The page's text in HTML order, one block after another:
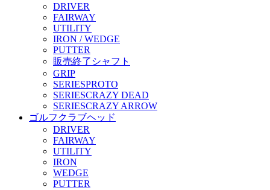
DRIVER
FAIRWAY
UTILITY
IRON / WEDGE
PUTTER
販売終了シャフト
GRIP
SERIESPROTO
SERIESCRAZY DEAD
SERIESCRAZY ARROW
ゴルフクラブヘッド
DRIVER
FAIRWAY
UTILITY
IRON
WEDGE
PUTTER